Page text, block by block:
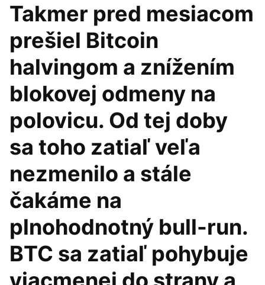
Takmer pred mesiacom
prešiel Bitcoin
halvingom a znížením
blokovej odmeny na
polovicu. Od tej doby
sa toho zatiaľ veľa
nezmenilo a stále
čakáme na
plnohodnotný bull-run.
BTC sa zatiaľ pohybuje